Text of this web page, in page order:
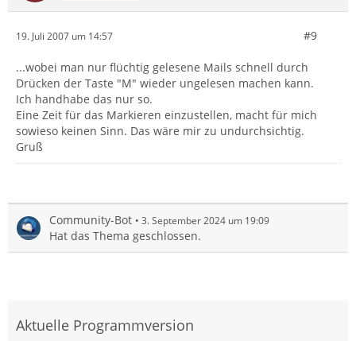
19. Juli 2007 um 14:57 #9
...wobei man nur flüchtig gelesene Mails schnell durch
Drücken der Taste "M" wieder ungelesen machen kann.
Ich handhabe das nur so.
Eine Zeit für das Markieren einzustellen, macht für mich
sowieso keinen Sinn. Das wäre mir zu undurchsichtig.
Gruß
Community-Bot 3. September 2024 um 19:09
Hat das Thema geschlossen.
Aktuelle Programmversion